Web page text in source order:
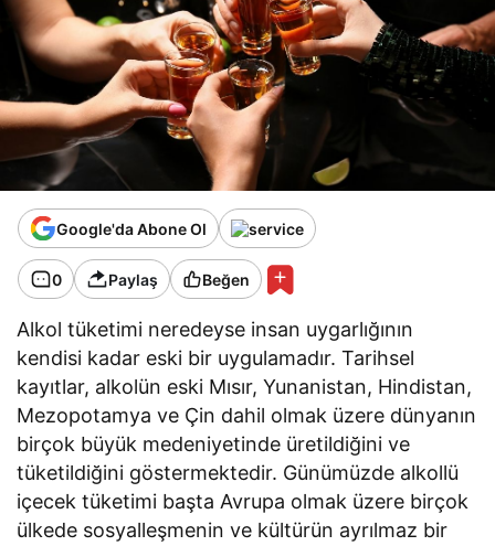
Google'da Abone Ol
0 Paylaş Beğen
Alkol tüketimi neredeyse insan uygarlığının
kendisi kadar eski bir uygulamadır. Tarihsel
kayıtlar, alkolün eski Mısır, Yunanistan, Hindistan,
Mezopotamya ve Çin dahil olmak üzere dünyanın
birçok büyük medeniyetinde üretildiğini ve
tüketildiğini göstermektedir. Günümüzde alkollü
içecek tüketimi başta Avrupa olmak üzere birçok
ülkede sosyalleşmenin ve kültürün ayrılmaz bir